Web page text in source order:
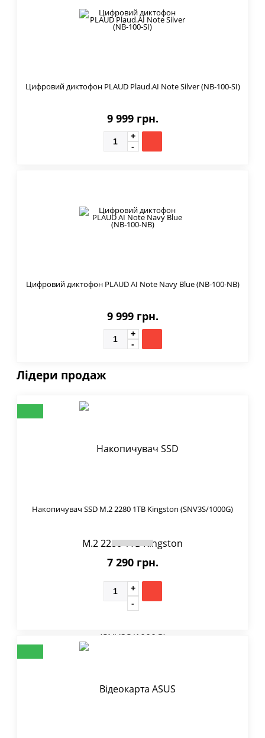
Цифровий диктофон PLAUD Plaud.AI Note Silver (NB-100-SI)
9 999 грн.
Цифровий диктофон PLAUD AI Note Navy Blue (NB-100-NB)
9 999 грн.
Лідери продаж
Накопичувач SSD M.2 2280 1TB Kingston (SNV3S/1000G)
7 290 грн.